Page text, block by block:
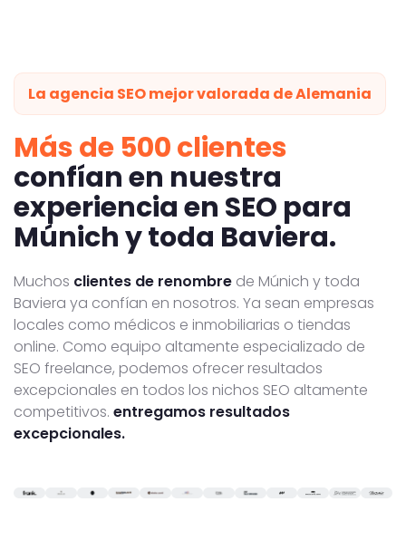
La agencia SEO mejor valorada de Alemania
Más de 500 clientes
confían en nuestra
experiencia en SEO para
Múnich y toda Baviera.
Muchos clientes de renombre de Múnich y toda
Baviera ya confían en nosotros. Ya sean empresas
locales como médicos e inmobiliarias o tiendas
online. Como equipo altamente especializado de
SEO freelance, podemos ofrecer resultados
excepcionales en todos los nichos SEO altamente
competitivos. entregamos resultados
excepcionales.